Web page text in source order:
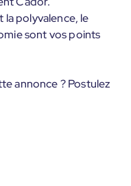
la polyvalence, le
sont vos points
annonce ? Postulez